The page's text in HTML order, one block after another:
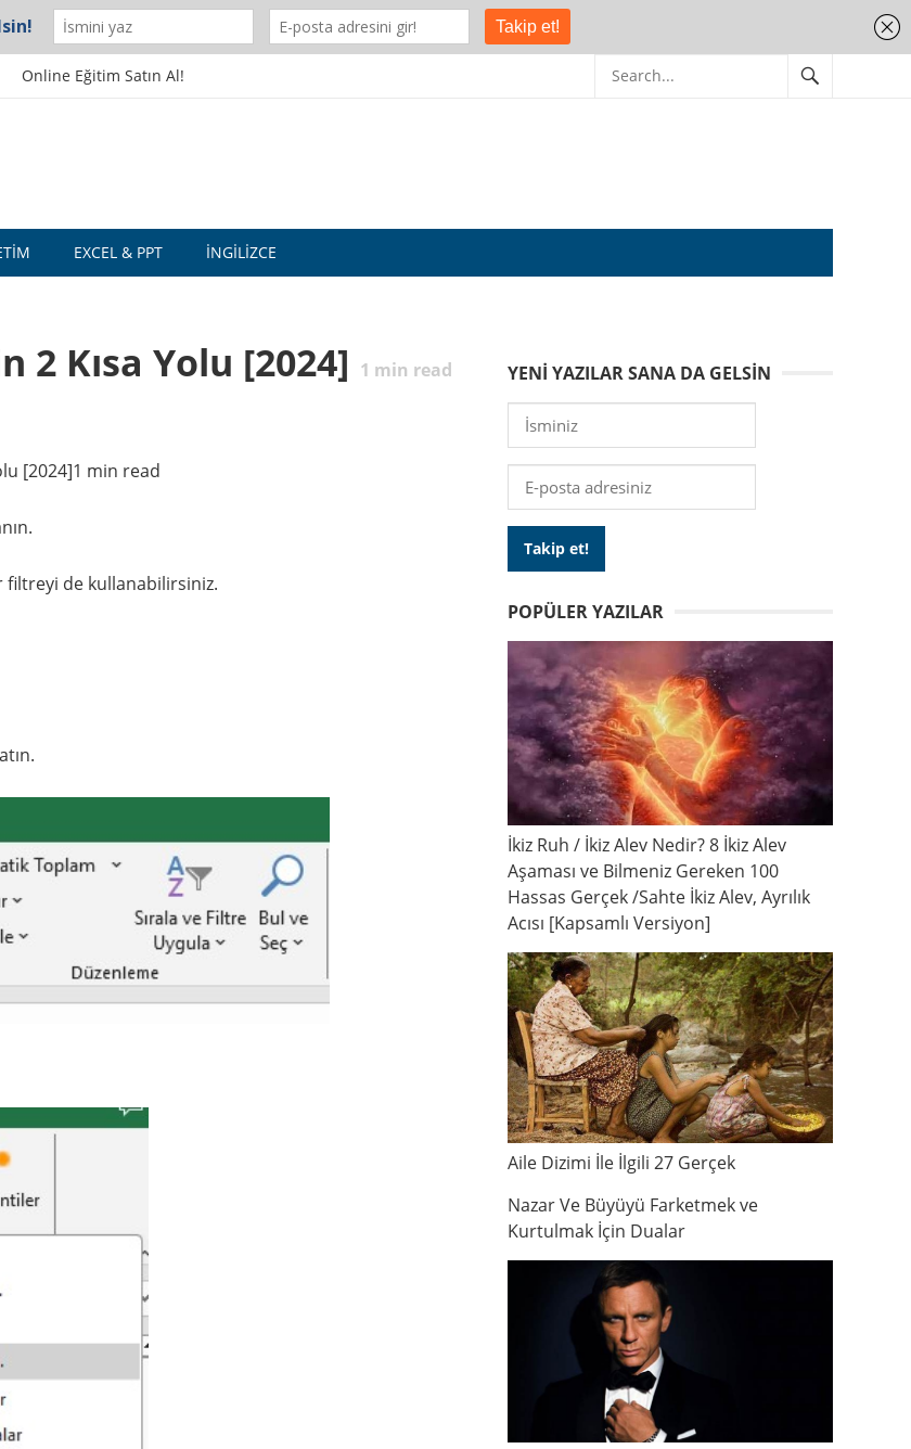
Online Eğitim Satın Al!
EXCEL & PPT İNGILIZCE
2 Kısa Yolu [2024] 1 min read
[2024]1 min read
filtreyi de kullanabilirsiniz.
YENI YAZILAR SANA DA GELSIN
POPÜLER YAZILAR
İkiz Ruh / İkiz Alev Nedir? 8 İkiz Alev
Aşaması ve Bilmeniz Gereken 100
Hassas Gerçek /Sahte İkiz Alev, Ayrılık
Acısı [Kapsamlı Versiyon]
Aile Dizimi İle İlgili 27 Gerçek
Nazar Ve Büyüyü Farketmek ve
Kurtulmak İçin Dualar